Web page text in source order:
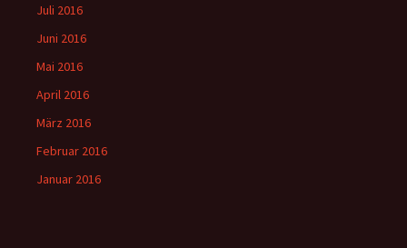
Juli 2016
Juni 2016
Mai 2016
April 2016
März 2016
Februar 2016
Januar 2016